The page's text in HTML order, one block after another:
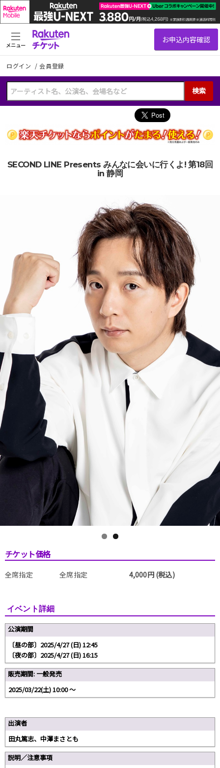
ログイン /会員登録
検索
メニュー
SECOND LINE Presents みんなに会いに行くよ! 第18回
in 静岡
チケット価格
全席指定 全席指定 4,000円 (税込)
イベント詳細
公演期間
〔昼の部〕2025/4/27 (日) 12:45
〔夜の部〕2025/4/27 (日) 16:15
販売期間: 一般発売
2025/03/22(土) 10:00 〜
出演者
田丸篤志、中澤まさとも
説明／注意事項